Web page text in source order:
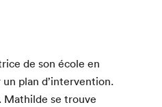
de son école en
plan d’in­ter­ven­tion.
Mathilde se trou­ve